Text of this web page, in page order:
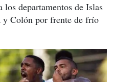
departamentos de Islas
Colón por frente de frío